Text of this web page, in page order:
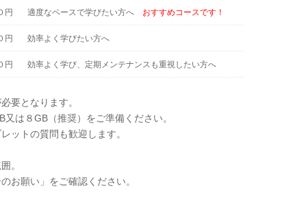
円 適度なペースで学びたい方へ おすすめコースです！
円 効率よく学びたい方へ
円 効率よく学び、定期メンテナンスも重視したい方へ
要となります。
は８GB（推奨）をご準備ください。
ットの質問も歓迎します。
。
い」をご確認ください。